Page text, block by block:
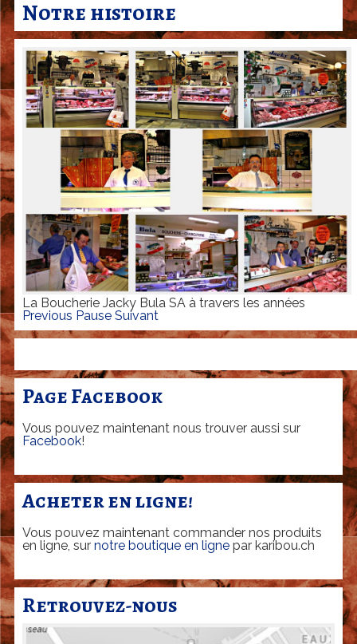
r
c
u
t
e
J
a
c
k
y
B
u
l
a
S
A
-
E
r
i
c
R
Notre histoire
La Boucherie Jacky Bula SA à travers les années
Previous Pause Suivant
Page Facebook
Vous pouvez maintenant nous trouver aussi sur
Facebook!
Acheter en ligne!
Vous pouvez maintenant commander nos produits
en ligne, sur notre boutique en lignepar karibou.ch
Retrouvez-nous